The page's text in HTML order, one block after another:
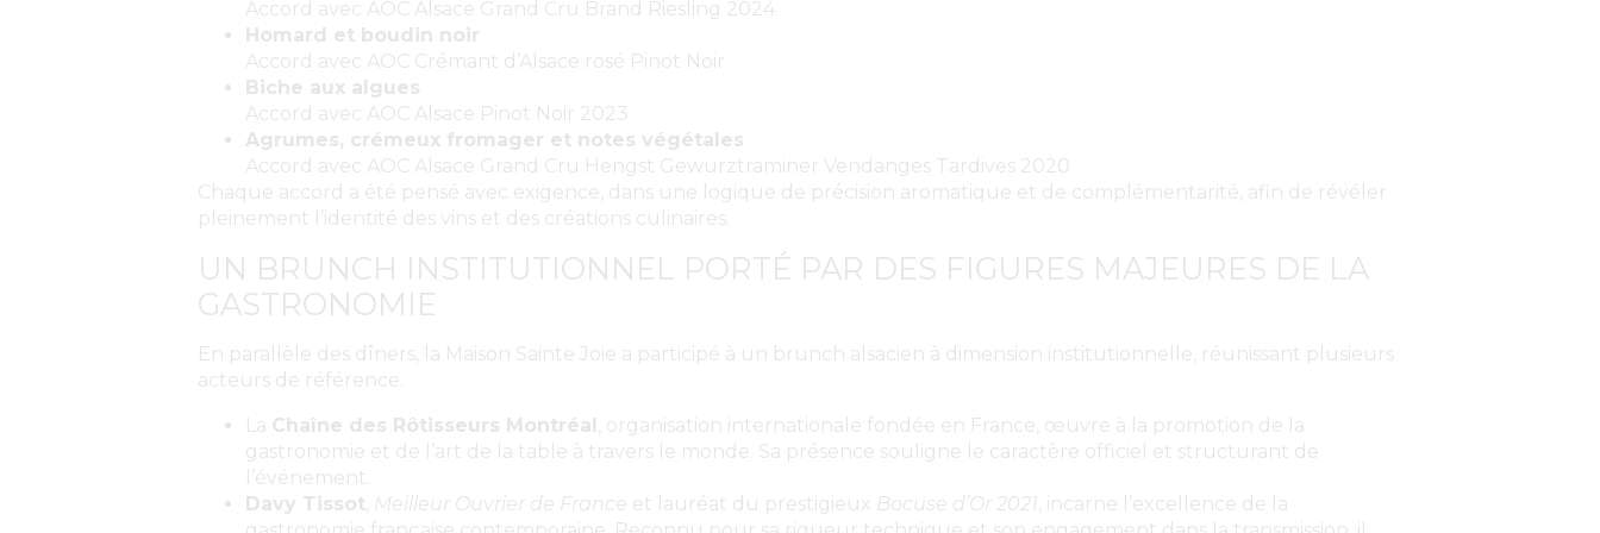
Accord avec AOC Alsace Grand Cru Brand Riesling 2024
Homard et boudin noir
Accord avec AOC Crémant d’Alsace rosé Pinot Noir
Biche aux algues
Accord avec AOC Alsace Pinot Noir 2023
Agrumes, crémeux fromager et notes végétales
Accord avec AOC Alsace Grand Cru Hengst Gewurztraminer Vendanges Tardives 2020
Chaque accord a été pensé avec exigence, dans une logique de précision aromatique et de complémentarité, afin de révéler
pleinement l’identité des vins et des créations culinaires.
UN BRUNCH INSTITUTIONNEL PORTÉ PAR DES FIGURES MAJEURES DE LA
GASTRONOMIE
En parallèle des dîners, la Maison Sainte Joie a participé à un brunch alsacien à dimension institutionnelle, réunissant plusieurs
acteurs de référence.
La Chaîne des Rôtisseurs Montréal , organisation internationale fondée en France, œuvre à la promotion de la
gastronomie et de l’art de la table à travers le monde. Sa présence souligne le caractère officiel et structurant de
l’événement.
Davy Tissot Meilleur Ouvrier de France et lauréat du prestigieux Bocuse d’Or 2021 , incarne l’excellence de la